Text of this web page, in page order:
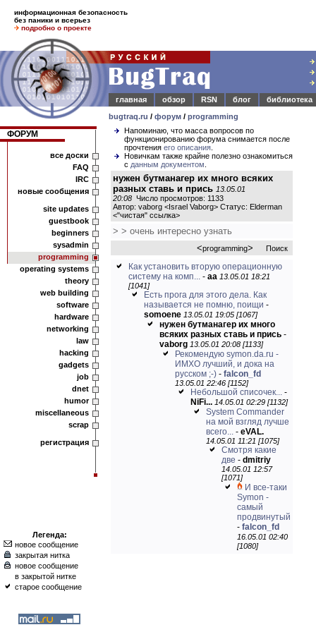
информационная безопасность
без паники и всерьез
подробно о проекте
главная
обзор RSN блог
библиотека
bugtraq.ru / форум / programming
ФОРУМ
все доски
FAQ
IRC
новые сообщения
site updates
guestbook
beginners
sysadmin
programming
operating systems
theory
web building
software
hardware
networking
law
hacking
gadgets
job
dnet
humor
miscellaneous
scrap
регистрация
Легенда:
новое сообщение
закрытая нитка
новое сообщение
в закрытой нитке
старое сообщение
Напоминаю, что масса вопросов по
функционированию форума снимается после
прочтения его описания
Новичкам также крайне полезно ознакомиться
с данным документом
нужен бутманагер их много всяких
разных ставь и прись 13.05.01
20:08 Число просмотров: 1133
Автор: vaborg <Israel Vaborg> Статус: Elderman
<"чистая" ссылка>
> > очень интересно узнать
<programming> Поиск
Как установить вторую операционную
систему на комп... - аа 13.05.01 18:21
[1041]
Есть прога для этого дела. Как
называется не помню, поищи -
somoene 13.05.01 19:05 [1067]
нужен бутманагер их много
всяких разных ставь и прись -
vaborg 13.05.01 20:08 [1133]
Рекомендую symon.da.ru -
ИМХО лучший, и дока на
русском ;-) - falcon_fd
13.05.01 22:46 [1152]
Небольшой списочек... -
NiFi... 14.05.01 02:29 [1132]
System Commander
на мой взгляд лучше
всего... - eVAL.
14.05.01 11:21 [1075]
Смотря какие
две - dmitriy
14.05.01 12:57
[1071]
И все-таки
Symon -
самый
продвинутый
- falcon_fd
16.05.01 02:40
[1080]